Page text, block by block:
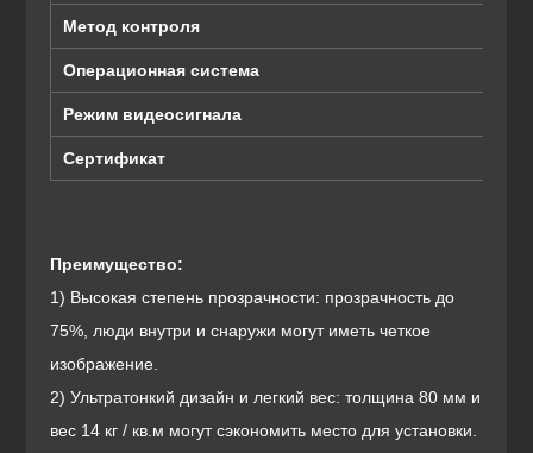
Метод контроля
Операционная система
Режим видеосигнала
Сертификат
Преимущество:
1) Высокая степень прозрачности: прозрачность до
75%, люди внутри и снаружи могут иметь четкое
изображение.
2) Ультратонкий дизайн и легкий вес: толщина 80 мм и
вес 14 кг / кв.м могут сэкономить место для установки.